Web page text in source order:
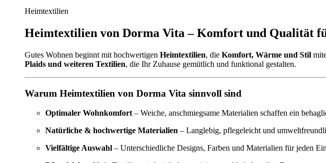
Heimtextilien
Heimtextilien von Dorma Vita – Komfort und Qualität
Gutes Wohnen beginnt mit hochwertigen Heimtextilien, die Komfort, Wärme und Stil
Plaids und weiteren Textilien, die Ihr Zuhause gemütlich und funktional gestalten.
Warum Heimtextilien von Dorma Vita sinnvoll sind
Optimaler Wohnkomfort – Weiche, anschmiegsame Materialien schaffen ein
Natürliche & hochwertige Materialien – Langlebig, pflegeleicht und
Vielfältige Auswahl – Unterschiedliche Designs, Farben und Materialien für jeden